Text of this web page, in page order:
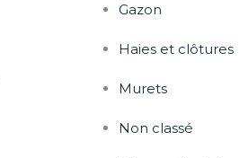
Gazon
Haies et clôtures
Murets
Non classé